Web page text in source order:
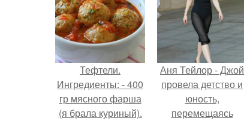
Тефтели.
Ингредиенты: - 400
гр мясного фарша
(я брала куриный).
Аня Тейлор - Джой
провела детство и
юность,
перемещаясь